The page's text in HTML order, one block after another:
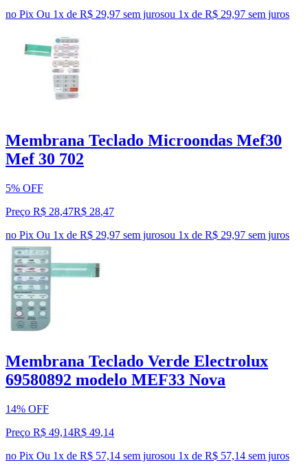
no Pix Ou 1x de R$ 29,97 sem jurosou 1x de R$ 29,97 sem juros
Membrana Teclado Microondas Mef30
Mef 30 702
5% OFF
Preço R$ 28,47R$ 28,47
no Pix Ou 1x de R$ 29,97 sem jurosou 1x de R$ 29,97 sem juros
Membrana Teclado Verde Electrolux
69580892 modelo MEF33 Nova
14% OFF
Preço R$ 49,14R$ 49,14
no Pix Ou 1x de R$ 57,14 sem jurosou 1x de R$ 57,14 sem juros